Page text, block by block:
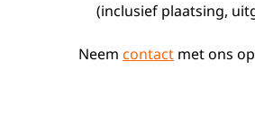
(inclusief plaatsing,
Neemcontact met ons